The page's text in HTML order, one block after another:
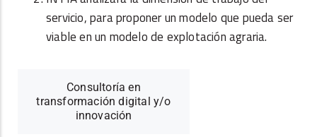
servicio, para proponer un modelo que pueda ser
viable en un modelo de explotación agraria.
Consultoría en
transformación digital y/o
innovación